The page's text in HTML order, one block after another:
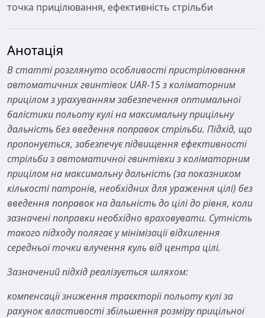
точка прицілювання, ефективність стрільби
Анотація
В статті розглянуто особливості пристрілювання
автоматичних гвинтівокUAR-15 з коліматорним
прицілом з урахуванням забезпечення оптимальної
балістики польоту кулі на максимальну прицільну
дальність без введення поправок стрільби. Підхід, що
пропонується, забезпечує підвищення ефективності
стрільби з автоматичної гвинтівки з коліматорним
прицілом на максимальну дальність (за показником
кількості патронів, необхідних для ураження цілі) без
введення поправок на дальність до цілі до рівня, коли
зазначені поправки необхідно враховувати. Сутність
такого підходу полягає у мінімізації відхилення
середньої точки влучення куль від центра цілі.
Зазначений підхід реалізується шляхом:
компенсації зниження траєкторії польоту кулі за
рахунок властивості збільшення розміру прицільної